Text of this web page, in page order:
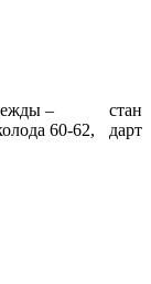
–
60-62,
стан
дарт